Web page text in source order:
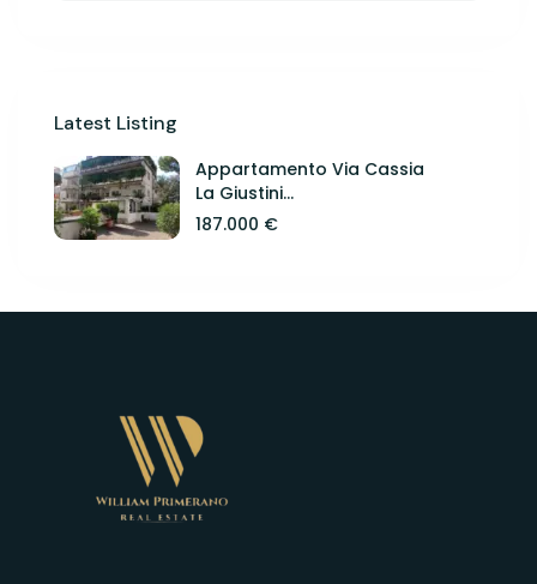
Latest Listing
Appartamento Via Cassia
La Giustini...
187.000 €